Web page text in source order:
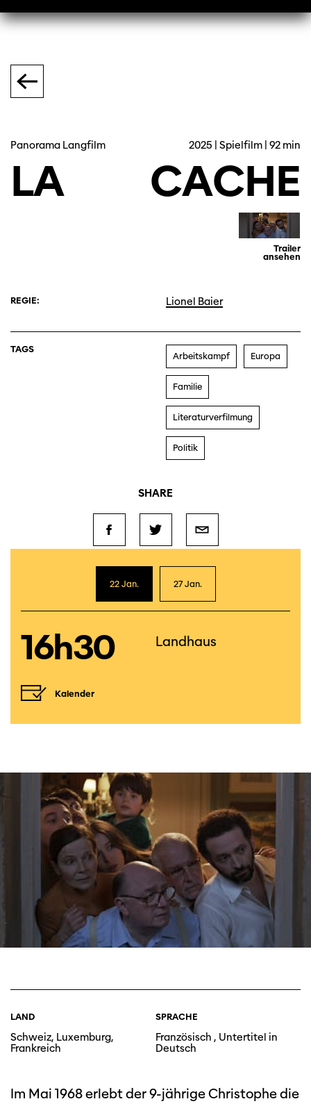
Panorama Langfilm 2025 | Spielfilm | 92 min
LA CACHE
Trailer
ansehen
REGIE: Lionel Baier
TAGS
Arbeitskampf Europa
Familie
Literaturverfilmung
Politik
SHARE
22 Jan. 27 Jan.
16h30 Landhaus
Kalender
LAND
Schweiz, Luxemburg,
Frankreich
SPRACHE
Französisch , Untertitel in
Deutsch
Im Mai 1968 erlebt der 9-jährige Christophe die